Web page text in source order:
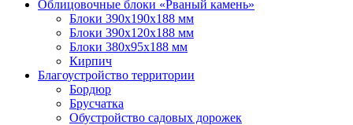
Облицовочные блоки «Рваный камень»
Блоки 390х190х188 мм
Блоки 390х120х188 мм
Блоки 380х95х188 мм
Кирпич
Благоустройство территории
Бордюр
Брусчатка
Обустройство садовых дорожек